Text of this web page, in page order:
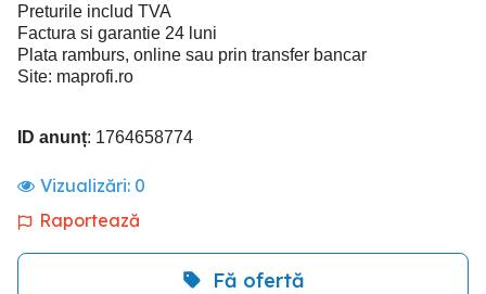
Preturile includ TVA
Factura si garantie 24 luni
Plata ramburs, online sau prin transfer bancar
Site: maprofi.ro
ID anunț: 1764658774
Vizualizări: 0
Raportează
Fă ofertă